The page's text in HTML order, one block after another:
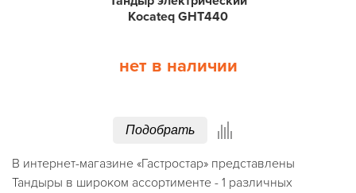
Kocateq GHT440
нет в наличии
Подобрать
В интернет-магазине «Гастростар» представлены
Тандыры в широком ассортименте - 1 различных